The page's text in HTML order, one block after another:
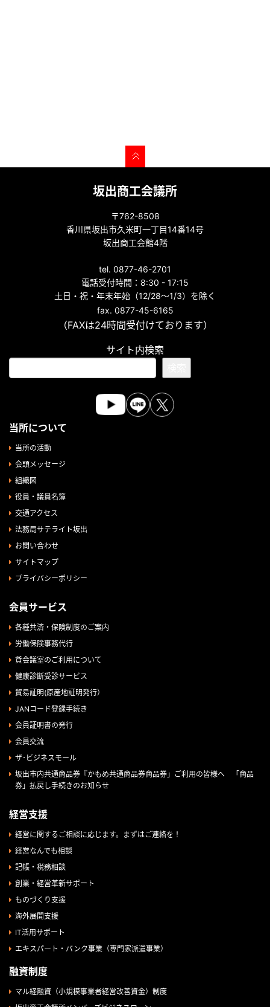
坂出商工会議所
〒762-8508
香川県坂出市久米町一丁目14番14号
坂出商工会館4階
tel. 0877-46-2701
電話受付時間：8:30 - 17:15
土日・祝・年末年始（12/28～1/3）を除く
fax. 0877-45-6165
（FAXは24時間受付けております）
サイト内検索
当所について
当所の活動
会頭メッセージ
組織図
役員・議員名簿
交通アクセス
法務局サテライト坂出
お問い合わせ
サイトマップ
プライバシーポリシー
会員サービス
各種共済・保険制度のご案内
労働保険事務代行
貸会議室のご利用について
健康診断受診サービス
貿易証明(原産地証明発行）
JANコード登録手続き
会員証明書の発行
会員交流
ザ･ビジネスモール
坂出市内共通商品券『かもめ共通商品券商品券」ご利用の皆様へ 「商品
券」払戻し手続きのお知らせ
経営支援
経営に関するご相談に応じます。まずはご連絡を！
経営なんでも相談
記帳・税務相談
創業・経営革新サポート
ものづくり支援
海外展開支援
IT活用サポート
エキスパート・バンク事業（専門家派遣事業）
融資制度
マル経融資（小規模事業者経営改善資金）制度